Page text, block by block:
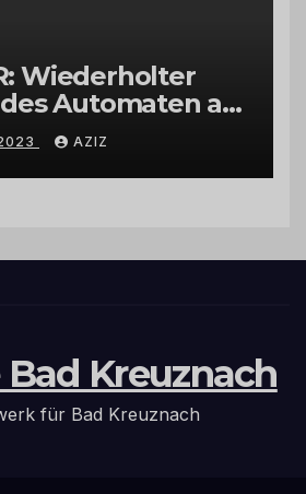
Wiederholter
Automaten am
in
am Labachweg
AZIZ
Kreuznach
für Bad Kreuznach